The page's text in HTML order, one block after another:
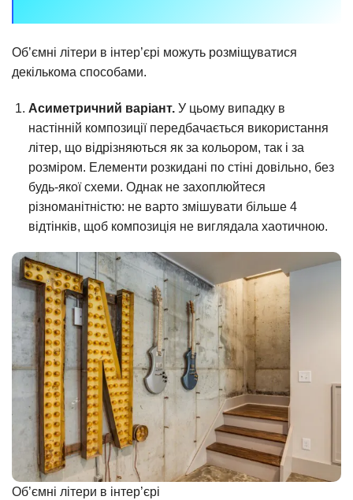
Об’ємні літери в інтер’єрі можуть розміщуватися
декількома способами.
Асиметричний варіант.У цьому випадку в
настінній композиції передбачається використання
літер, що відрізняються як за кольором, так і за
розміром. Елементи розкидані по стіні довільно, без
будь-якої схеми. Однак не захоплюйтеся
різноманітністю: не варто змішувати більше 4
відтінків, щоб композиція не виглядала хаотичною.
Об’ємні літери в інтер’єрі